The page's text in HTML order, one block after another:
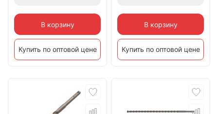
В корзину
Купить по оптовой цене
В корзину
Купить по оптовой цене